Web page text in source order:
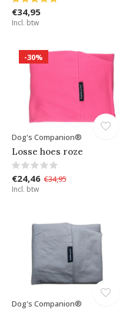
€34,95
Incl. btw
-30%
Dog's Companion®
Losse hoes roze
€24,46 €34,95
Incl. btw
Dog's Companion®